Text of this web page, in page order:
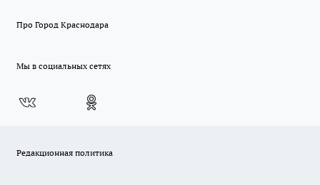
Про Город Краснодара
Мы в социальных сетях
Редакционная политика